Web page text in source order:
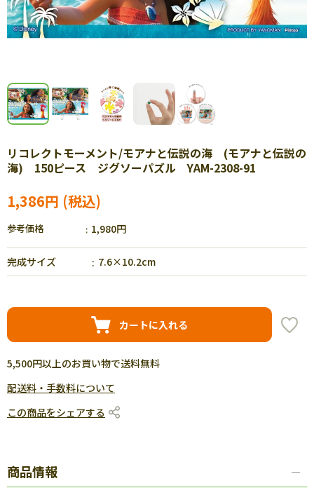
リコレクトモーメント/モアナと伝説の海 (モアナと伝説の
海) 150ピース ジグソーパズル YAM-2308-91
1,386円
参考価格 1,980円
完成サイズ 7.6×10.2cm
カートに入れる
5,500円以上のお買い物で送料無料
配送料・手数料について
この商品をシェアする
商品情報